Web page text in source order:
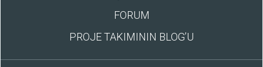
FORUM
PROJE TAKIMININ BLOG’U